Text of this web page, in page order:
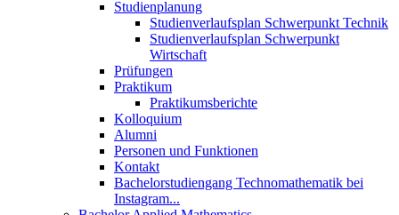
Studienplanung
Studienverlaufsplan Schwerpunkt Technik
Studienverlaufsplan Schwerpunkt
Wirtschaft
Prüfungen
Praktikum
Praktikumsberichte
Kolloquium
Alumni
Personen und Funktionen
Kontakt
Bachelorstudiengang Technomathematik bei
Instagram...